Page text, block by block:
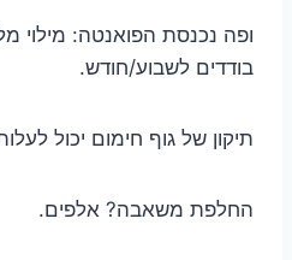
ופה נכנסת הפואנטה: מילוי
בודדים לשבוע/חודש.
תיקון של גוף חימום יכול
החלפת משאבה? אלפים.